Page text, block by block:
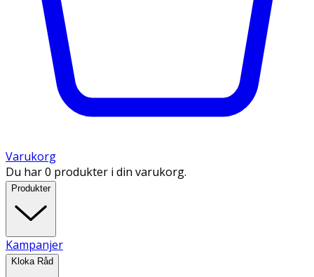
Varukorg
Du har 0 produkter i din varukorg.
Produkter
Kampanjer
Kloka Råd